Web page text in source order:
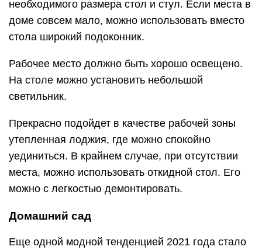
необходимого размера стол и стул. Если места в
доме совсем мало, можно использовать вместо
стола широкий подоконник.
Рабочее место должно быть хорошо освещено.
На столе можно установить небольшой
светильник.
Прекрасно подойдет в качестве рабочей зоны
утепленная лоджия, где можно спокойно
уединиться. В крайнем случае, при отсутствии
места, можно использовать откидной стол. Его
можно с легкостью демонтировать.
Домашний сад
Еще одной модной тенденцией 2021 года стало